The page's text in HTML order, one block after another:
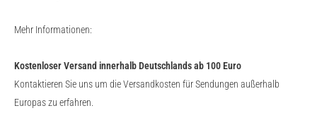
Mehr Informationen:
Kostenloser Versand innerhalb Deutschlands ab 100 Euro
Kontaktieren Sie uns um die Versandkosten für Sendungen außerhalb
Europas zu erfahren.